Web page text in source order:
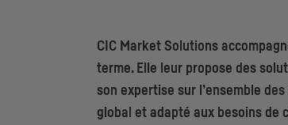
CIC Market Solutions
terme. Elle leur propose des
son expertise sur l’ensemble
global et adapté aux besoins de